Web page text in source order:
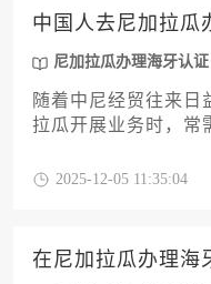
误，确保商业文件
瓜市场奠定坚实基础
中国人去尼加拉瓜
尼加拉瓜办理海牙认证
随着中尼经贸往来日
拉瓜开展业务时，常
办理海牙认证的完整
险，高效完成尼加拉
保驾护航。
2025-12-05 11:35:04
在尼加拉瓜办理海